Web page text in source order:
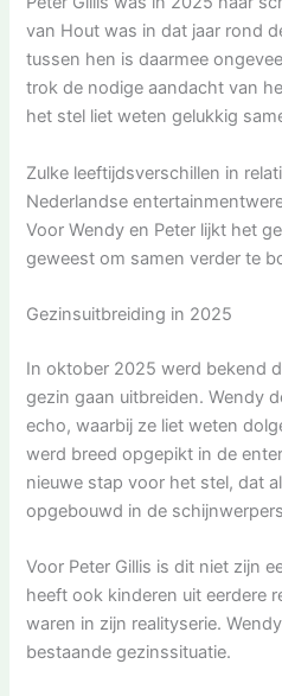
van Hout was in dat jaar rond
tussen hen is daarmee
trok de nodige aandacht van
het stel liet weten gelukkig
Zulke leeftijdsverschillen in
Nederlandse
Voor Wendy en Peter lijkt het
geweest om samen verder te
Gezinsuitbreiding in 2025
In oktober 2025 werd bekend
gezin gaan uitbreiden. Wendy
echo, waarbij ze liet weten
werd breed opgepikt in de
nieuwe stap voor het stel, dat
opgebouwd in de
Voor Peter Gillis is dit niet zijn
heeft ook kinderen uit eerdere
waren in zijn realityserie.
bestaande gezinssituatie.